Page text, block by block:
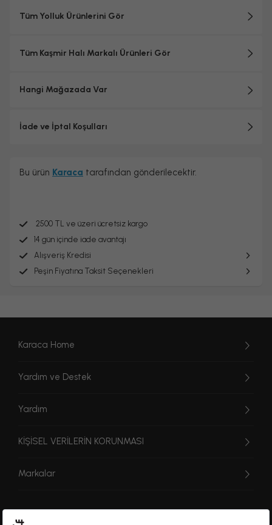
Tüm Yolluk Ürünlerini Gör
Tüm Kaşmir Halı Markalı Ürünleri Gör
Hangi Mağazada Var
İade ve İptal Koşulları
Bu ürün Karaca tarafından gönderilecektir.
2500 TL ve üzeri ücretsiz kargo
14 gün içinde iade avantajı
Alışveriş Kredisi
Peşin Fiyatına Taksit Seçenekleri
Karaca Home
Yardım ve Destek
Yardım
KİŞİSEL VERİLERİN KORUNMASI
Markalar